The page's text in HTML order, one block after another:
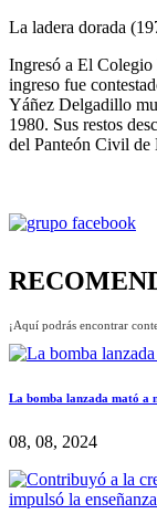
La ladera dorada
Ingresó a El
ingreso fue
Yáñez Delgadillo
1980. Sus restos
del Panteón Civil de
¡Aquí podrás encontrar
La bomba lanzada mató a
08, 08, 2024